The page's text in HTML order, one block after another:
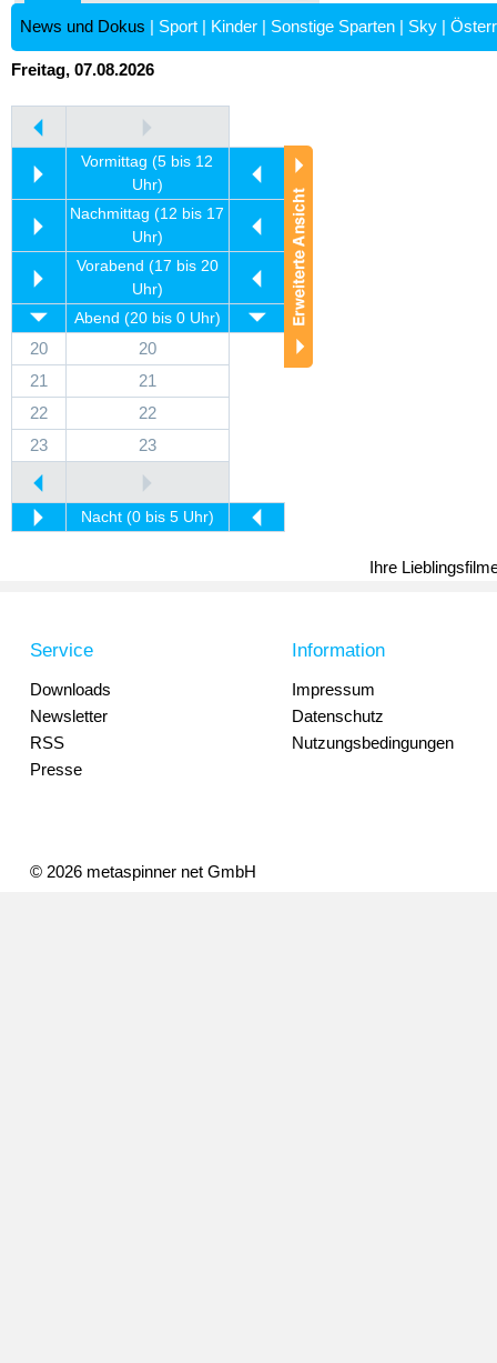
News und Dokus | Sport | Kinder | Sonstige Sparten | Sky |
Freitag, 07.08.2026
Vormittag (5 bis 12
Uhr)
Nachmittag (12 bis 17
Uhr)
Vorabend (17 bis 20
Uhr)
Abend (20 bis 0 Uhr)
20
20
21
21
22
22
23
23
Nacht (0 bis 5 Uhr)
Ihre
Service
Downloads
Newsletter
RSS
Presse
Information
Impressum
Datenschutz
Nutzungsbedingungen
© 2026 metaspinner net GmbH